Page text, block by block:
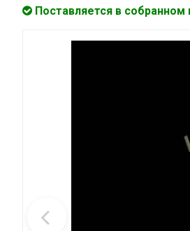
Поставляется в собранном